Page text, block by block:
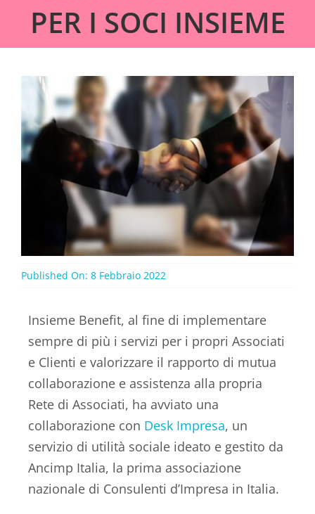
PER I SOCI INSIEME
Published On: 8 Febbraio 2022
Insieme Benefit, al fine di implementare
sempre di più i servizi per i propri Associati
e Clienti e valorizzare il rapporto di mutua
collaborazione e assistenza alla propria
Rete di Associati, ha avviato una
collaborazione con Desk Impresa, un
servizio di utilità sociale ideato e gestito da
Ancimp Italia, la prima associazione
nazionale di Consulenti d’Impresa in Italia.